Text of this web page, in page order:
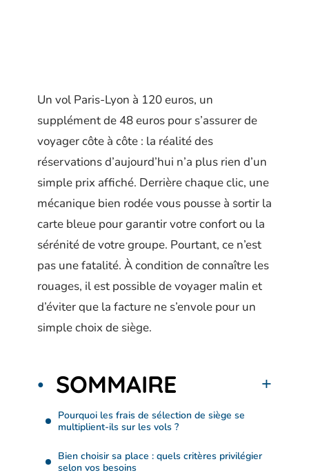
Un vol Paris-Lyon à 120 euros, un
supplément de 48 euros pour s’assurer de
voyager côte à côte : la réalité des
réservations d’aujourd’hui n’a plus rien d’un
simple prix affiché. Derrière chaque clic, une
mécanique bien rodée vous pousse à sortir la
carte bleue pour garantir votre confort ou la
sérénité de votre groupe. Pourtant, ce n’est
pas une fatalité. À condition de connaître les
rouages, il est possible de voyager malin et
d’éviter que la facture ne s’envole pour un
simple choix de siège.
SOMMAIRE
Pourquoi les frais de sélection de siège se
multiplient-ils sur les vols ?
Bien choisir sa place : quels critères privilégier
selon vos besoins